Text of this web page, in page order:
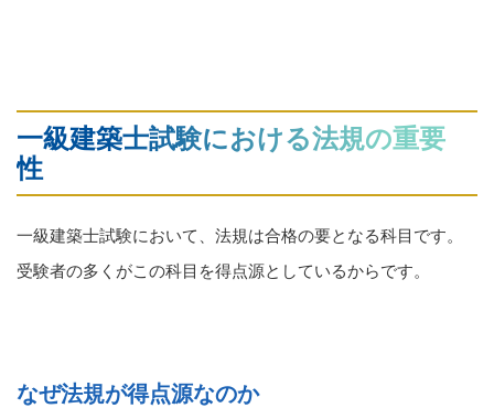
一級建築士試験における法規の重要
性
一級建築士試験において、法規は合格の要となる科目です。
受験者の多くがこの科目を得点源としているからです。
なぜ法規が得点源なのか